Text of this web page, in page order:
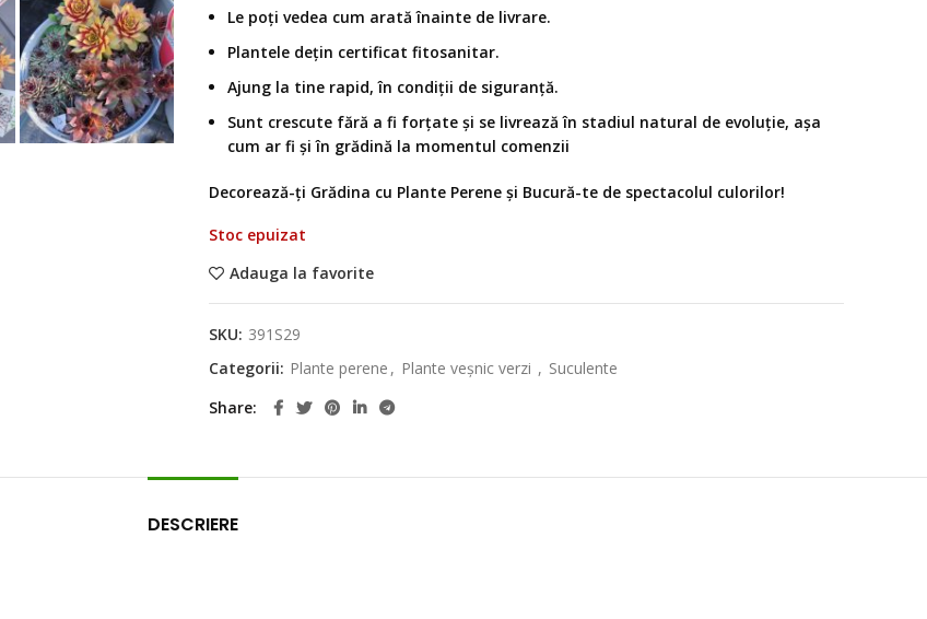
Le poți vedea cum arată înainte de livrare.
Plantele dețin certificat fitosanitar.
Ajung la tine rapid, în condiții de siguranță.
Sunt crescute fără a fi forțate și se livrează în stadiul natural de evoluție, așa
cum ar fi și în grădină la momentul comenzii
Decorează-ți Grădina cu Plante Perene și Bucură-te de spectacolul culorilor!
Stoc epuizat
Adauga la favorite
SKU: 391S29
Categorii: Plante perene , Plante veșnic verzi , Suculente
Share
DESCRIERE